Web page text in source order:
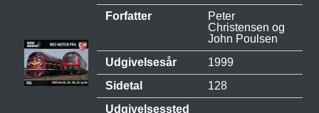
Forfatter
Peter
Christensen og
John Poulsen
Udgivelsesår
1999
Sidetal
128
Udgivelsessted